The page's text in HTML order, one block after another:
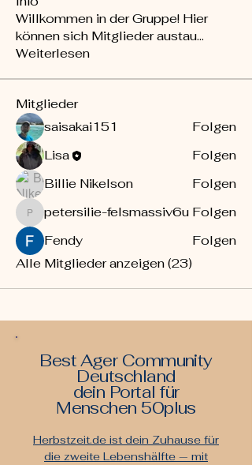
Willkommen in der Gruppe! Hier
können sich Mitglieder austau...
Weiterlesen
Mitglieder
saisakai151
Folgen
Lisa
Folgen
Billie Nikelson
Folgen
petersilie-felsmassiv6u
petersilie-felsmassiv6u Folgen
Fendy
Folgen
Alle Mitglieder anzeigen (23)
Best Ager Community
Deutschland
dein Portal für
Menschen 50plus
Herbstzeit.de ist dein Zuhause für
die zweite Lebenshälfte — mit